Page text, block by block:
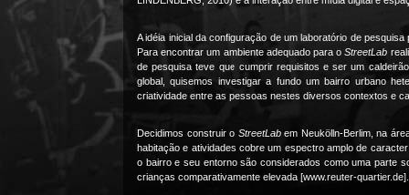
A idéia inicial da configuração de um laboratório de
Para encontrar um ambiente adequado para oStreetLab
de pesquisa teve que cumprir requisitos e ser um
global, quisemos investigar a fundo um bairro urbano
criatividade entre as pessoas nestes diversos contextos e
Decidimos construir o StreetLabem Neukölln-Berlim, na
habitação e atividades cobre um espectro amplo de
o bairro e seu entorno são considerados como uma parte
crianças comparativamente elevada [www.reuter-quartier.de].